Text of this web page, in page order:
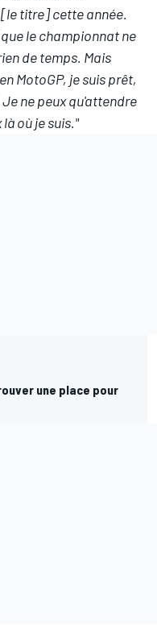
titre] cette année.
le championnat ne
de temps. Mais
MotoGP, je suis prêt,
ne peux qu'attendre
où je suis."
une place pour